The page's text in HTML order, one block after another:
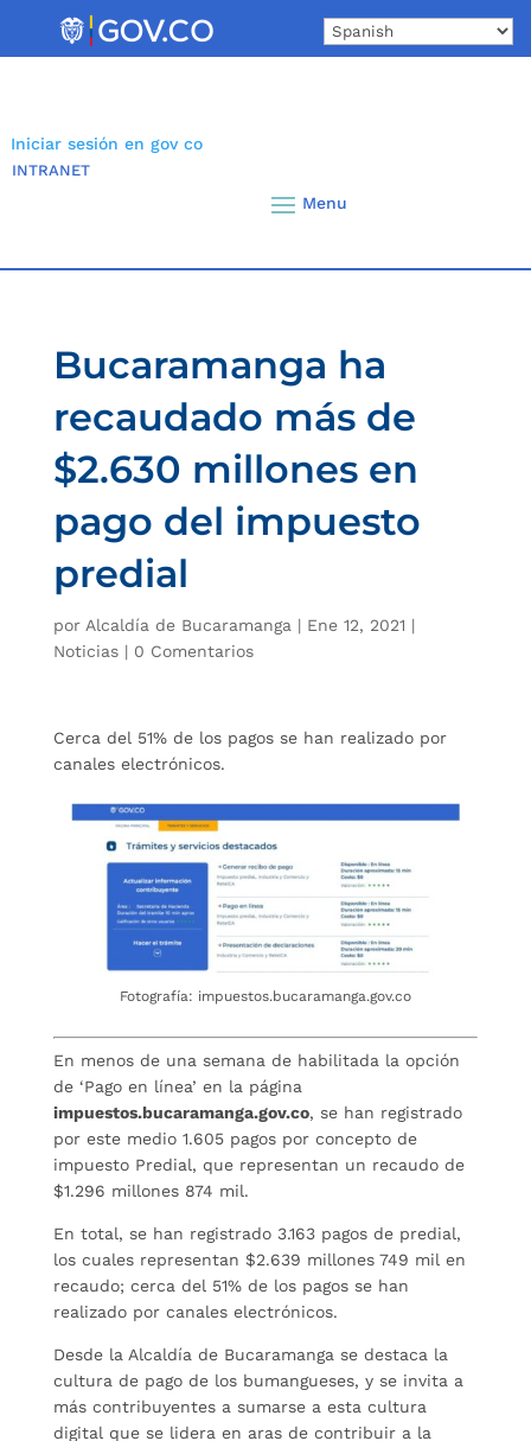
Iniciar sesión en gov co
INTRANET
Bucaramanga ha
recaudado más de
$2.630 millones en
pago del impuesto
predial
por Alcaldía de Bucaramanga | Ene 12, 2021 |
Noticias| 0 Comentarios
Cerca del 51% de los pagos se han realizado por
canales electrónicos.
Fotografía: impuestos.bucaramanga.gov.co
En menos de una semana de habilitada la opción
de ‘Pago en línea’ en la página
impuestos.bucaramanga.gov.co, se han registrado
por este medio 1.605 pagos por concepto de
impuesto Predial, que representan un recaudo de
$1.296 millones 874 mil.
En total, se han registrado 3.163 pagos de predial,
los cuales representan $2.639 millones 749 mil en
recaudo; cerca del 51% de los pagos se han
realizado por canales electrónicos.
Desde la Alcaldía de Bucaramanga se destaca la
cultura de pago de los bumangueses, y se invita a
más contribuyentes a sumarse a esta cultura
digital que se lidera en aras de contribuir a la